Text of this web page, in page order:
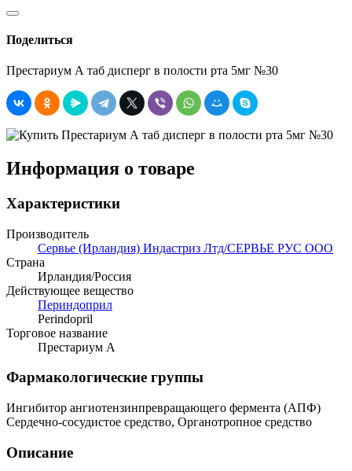
Поделиться
Престариум А таб дисперг в полости рта 5мг №30
Информация о товаре
Характеристики
Производитель
Сервье (Ирландия) Индастриз Лтд/СЕРВЬЕ РУС ООО
Страна
Ирландия/Россия
Действующее вещество
Периндоприл
Perindopril
Торговое название
Престариум А
Фармакологические группы
Ингибитор ангиотензинпревращающего фермента (АПФ)
Сердечно-сосудистое средство, Органотропное средство
Описание